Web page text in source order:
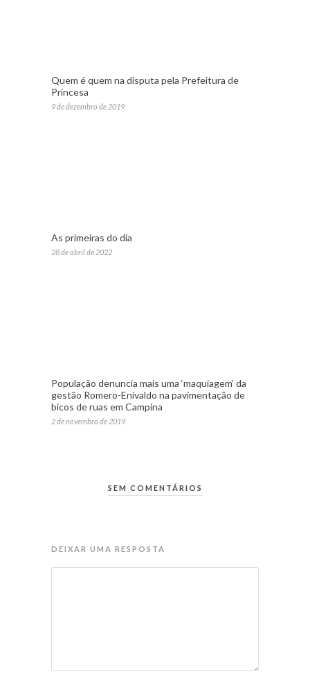
Quem é quem na disputa pela Prefeitura de
Princesa
9 de dezembro de 2019
As primeiras do dia
28 de abril de 2022
População denuncia mais uma ‘maquiagem’ da
gestão Romero-Enivaldo na pavimentação de
bicos de ruas em Campina
2 de novembro de 2019
SEM COMENTÁRIOS
DEIXAR UMA RESPOSTA